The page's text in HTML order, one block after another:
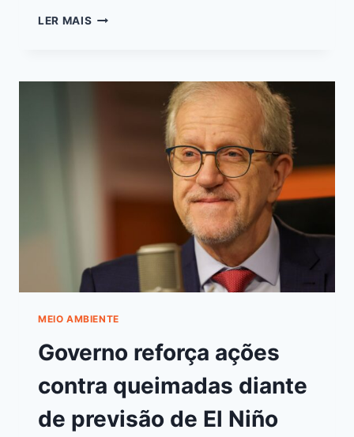
LER MAIS
MEIO AMBIENTE
Governo reforça ações
contra queimadas diante
de previsão de El Niño